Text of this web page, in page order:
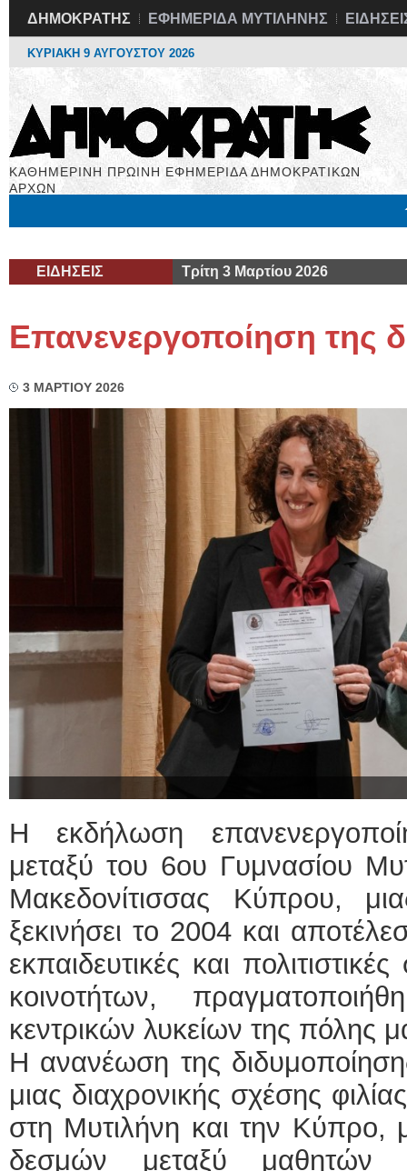
ΔΗΜΟΚΡΑΤΗΣ ΕΦΗΜΕΡΙΔΑ ΜΥΤΙΛΗΝΗΣ
ΚΥΡΙΑΚΗ 9 ΑΥΓΟΥΣΤΟΥ 2026
ΚΑΘΗΜΕΡΙΝΗ ΠΡΩΙΝΗ ΕΦΗΜΕΡΙΔΑ ΔΗΜΟΚΡΑΤΙΚΩΝ
ΑΡΧΩΝ
ΕΙΔΗΣΕΙΣ Τρίτη 3 Μαρτίου 2026
Επανενεργοποίηση της
3 ΜΑΡΤΙΟΥ 2026
Η εκδήλωση
μεταξύ του 6ου Γυμνασίου
Μακεδονίτισσας Κύπρου,
ξεκινήσει το 2004 και
εκπαιδευτικές και
κοινοτήτων,
κεντρικών λυκείων της πόλης
Η ανανέωση της
μιας διαχρονικής σχέσης
στη Μυτιλήνη και την Κύπρο,
δεσμών μεταξύ μαθητών